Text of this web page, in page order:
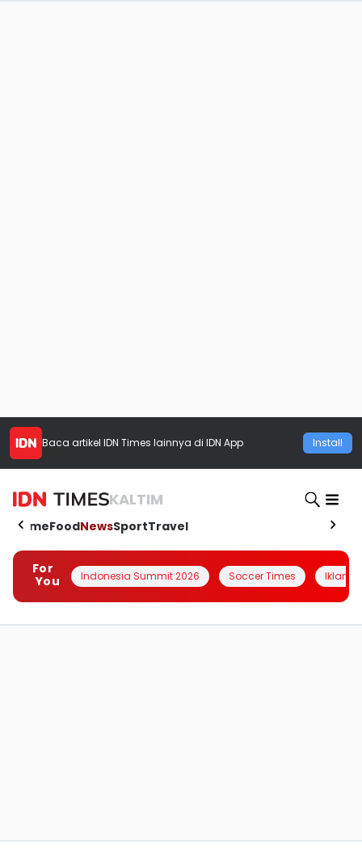
Baca artikel IDN Times lainnya di IDN App Install
KALTIM
HomeFoodNewsSportTravel
For
You
Indonesia Summit 2026 Soccer Times Iklanin